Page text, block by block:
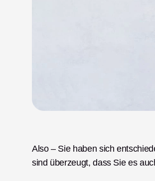
Also – Sie haben sich
sind überzeugt, dass Sie es